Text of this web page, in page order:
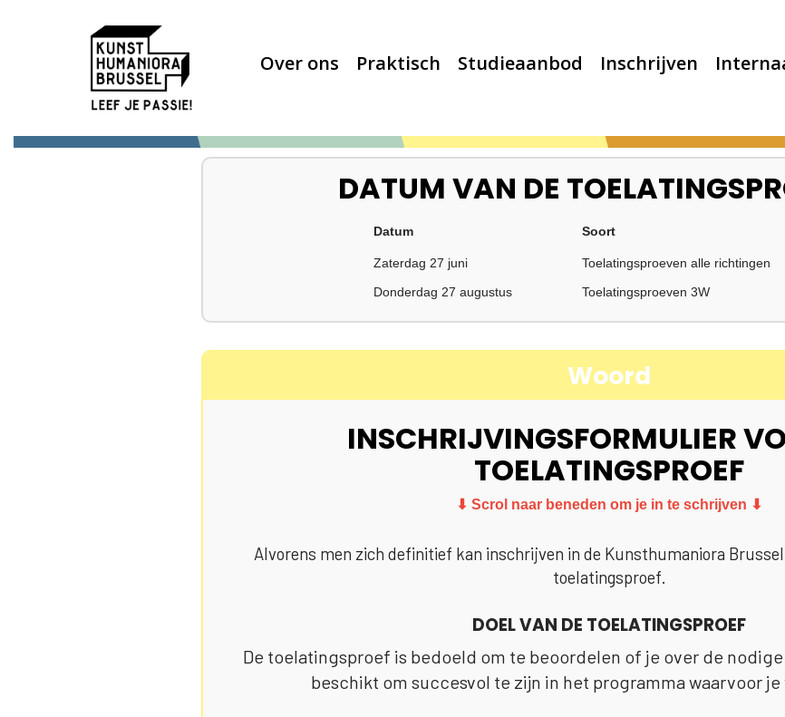
Over ons Praktisch Studieaanbod Inschrijven
DATUM VAN DE
Datum Soort
Zaterdag 27 juni
Toelatingsproeven alle richtingen
Donderdag 27 augustus
Toelatingsproeven 3W
Woord
INSCHRIJVINGSFORMULIER
TOELATINGSPROEF
⬇ Scrol naar beneden om je in te schrijven ⬇
Alvorens men zich definitief kan inschrijven in de Kunsthumaniora
toelatingsproef.
DOEL VAN DE TOELATINGSPROEF
De toelatingsproef is bedoeld om te beoordelen of je over de
beschikt om succesvol te zijn in het programma waarvoor